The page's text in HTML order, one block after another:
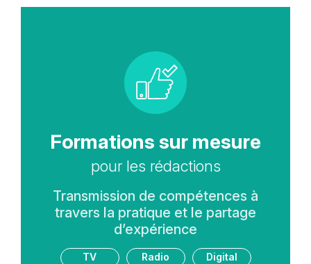
Cards
Picto
Titre
Formations sur mesure
titre
pour les rédactions
Description
texte
Transmission de compétences à
travers la pratique et le partage
d’expérience
TV Radio Digital